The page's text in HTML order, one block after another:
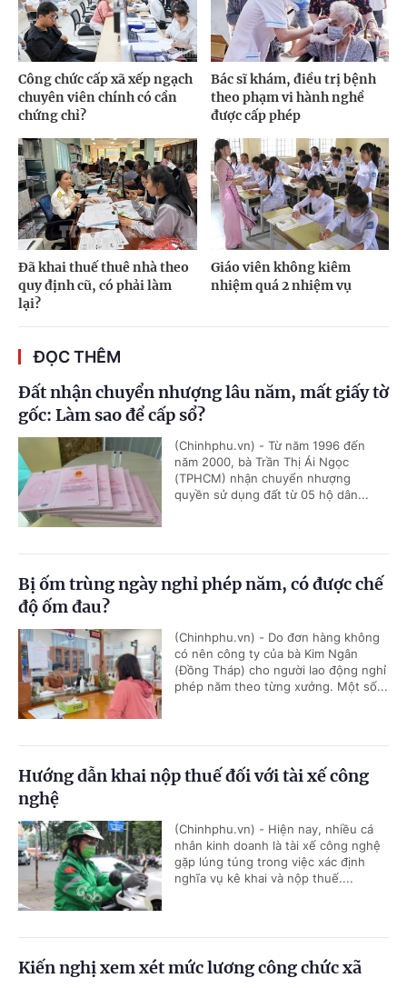
Công chức cấp xã xếp ngạch
chuyên viên chính có cần
chứng chỉ?
Bác sĩ khám, điều trị bệnh
theo phạm vi hành nghề
được cấp phép
Đã khai thuế thuê nhà theo
quy định cũ, có phải làm
lại?
Giáo viên không kiêm
nhiệm quá 2 nhiệm vụ
ĐỌC THÊM
Đất nhận chuyển nhượng lâu năm, mất giấy tờ
gốc: Làm sao để cấp sổ?
(Chinhphu.vn) - Từ năm 1996 đến
năm 2000, bà Trần Thị Ái Ngọc
(TPHCM) nhận chuyển nhượng
quyền sử dụng đất từ 05 hộ dân...
Bị ốm trùng ngày nghỉ phép năm, có được chế
độ ốm đau?
(Chinhphu.vn) - Do đơn hàng không
có nên công ty của bà Kim Ngân
(Đồng Tháp) cho người lao động nghỉ
phép năm theo từng xưởng. Một số...
Hướng dẫn khai nộp thuế đối với tài xế công
nghệ
(Chinhphu.vn) - Hiện nay, nhiều cá
nhân kinh doanh là tài xế công nghệ
gặp lúng túng trong việc xác định
nghĩa vụ kê khai và nộp thuế....
Kiến nghị xem xét mức lương công chức xã